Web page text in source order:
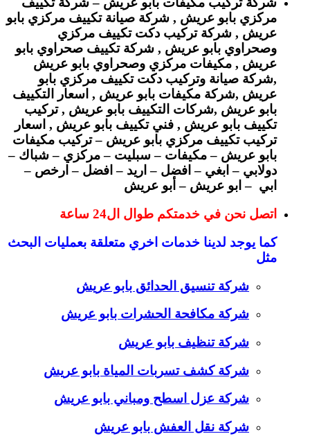
مركزي بابو عريش , شركة صيانة تكييف مركزي بابو
عريش , شركة تركيب دكت تكييف مركزي
وصحراوي بابو عريش , شركة تكييف صحراوي بابو
عريش , مكيفات مركزي وصحراوي بابو عريش
,شركة صيانة وتركيب دكت تكييف مركزي بابو
عريش ,شركة مكيفات بابو عريش , اسعار التكييف
بابو عريش ,شركات التكييف بابو عريش , تركيب
تكييف بابو عريش , فني تكييف بابو عريش , اسعار
تركيب تكييف مركزي بابو عريش –تركيب مكيفات
بابو عريش – مكيفات – سبليت – مركزي – شباك –
دولابي – ابغي – افضل – اريد – افضل – ارخص –
ابي – ابو عريش – أبو عريش
اتصل نحن في خدمتكم طوال ال24 ساعة
كما يوجد لدينا خدمات اخري متعلقة بعمليات البحث
مثل
شركة تنسيق الحدائق بابو عريش
شركة مكافحة الحشرات بابو عريش
شركة تنظيف بابو عريش
شركة كشف تسربات المياة بابو عريش
شركة عزل اسطح ومباني بابو عريش
شركة نقل العفش بابو عريش